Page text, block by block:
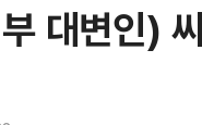
대변인)